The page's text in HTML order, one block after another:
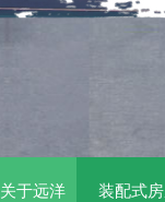
关于远洋 装配式